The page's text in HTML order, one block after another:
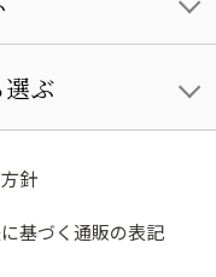
ぶ
針
基づく通販の表記